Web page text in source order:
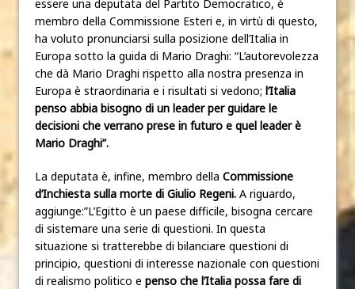
essere una deputata del Partito Democratico, è
membro della Commissione Esteri e, in virtù di questo,
ha voluto pronunciarsi sulla posizione dell’Italia in
Europa sotto la guida di Mario Draghi: “L’autorevolezza
che dà Mario Draghi rispetto alla nostra presenza in
Europa è straordinaria e i risultati si vedono; l’Italia
penso abbia bisogno di un leader per guidare le
decisioni che verrano prese in futuro e quel leader è
Mario Draghi”.
La deputata è, infine, membro della Commissione
d’Inchiesta sulla morte di Giulio Regeni. A riguardo,
aggiunge:”L’Egitto è un paese difficile, bisogna cercare
di sistemare una serie di questioni. In questa
situazione si tratterebbe di bilanciare questioni di
principio, questioni di interesse nazionale con questioni
di realismo politico e penso che l’Italia possa fare di